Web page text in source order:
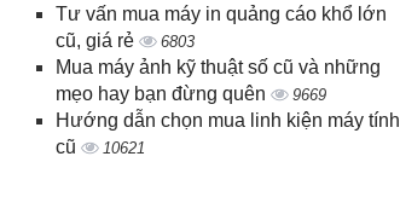
Tư vấn mua máy in quảng cáo khổ lớn
cũ, giá rẻ
6803
Mua máy ảnh kỹ thuật số cũ và những
mẹo hay bạn đừng quên
9669
Hướng dẫn chọn mua linh kiện máy tính
cũ
10621